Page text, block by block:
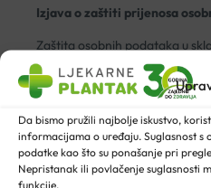
Da bismo pružili najbolje iskustvo,
informacijama o uređaju. Suglasnost
podatke kao što su ponašanje pri
Nepristanak ili povlačenje suglasnosti
funkcije.
Izjava o zaštiti prijenosa
Zaštita osobnih podataka u
zaštiti podataka Europskog
2016/679-Uredba te provedbe
WSPay kao izvršitelj
kreditnih kartica postupa s
izvršitelja obrade te sa